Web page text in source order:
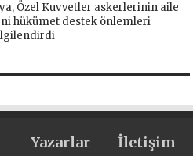
Özel Kuvvetler askerlerinin aile
hükümet destek önlemleri
Yazarlar İletişim